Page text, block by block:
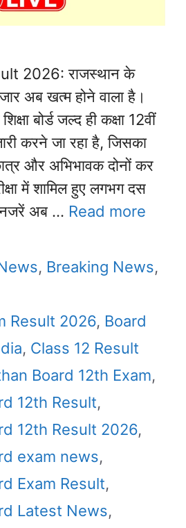
2026: राजस्थान के
अब खत्म होने वाला है।
बोर्ड जल्द ही कक्षा 12वीं
करने जा रहा है, जिसका
और अभिभावक दोनों कर
में शामिल हुए लगभग दस
नजरें अब … Read more
, Breaking News,
Result 2026, Board
, Class 12 Result
Board 12th Exam,
12th Result,
12th Result 2026,
exam news,
Exam Result,
Latest News,